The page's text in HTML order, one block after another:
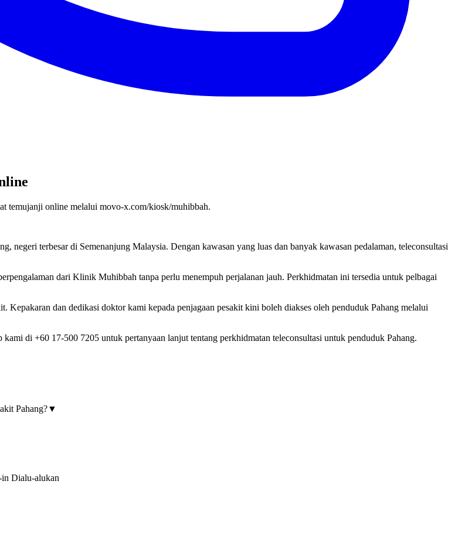
temujanji online melalui movo-x.com/kiosk/muhibbah.
terbesar di Semenanjung Malaysia. Dengan kawasan yang luas dan banyak kawasan pedalaman, teleconsultasi
dari Klinik Muhibbah tanpa perlu menempuh perjalanan jauh. Perkhidmatan ini tersedia untuk pelbagai
dan dedikasi doktor kami kepada penjagaan pesakit kini boleh diakses oleh penduduk Pahang melalui
di +60 17-500 7205 untuk pertanyaan lanjut tentang perkhidmatan teleconsultasi untuk penduduk Pahang.
Pahang?▼
Dialu-alukan